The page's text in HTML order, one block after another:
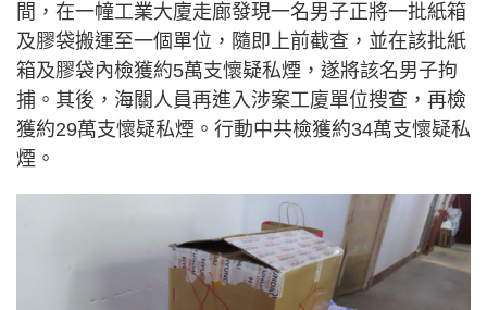
間，在一幢工業大廈走廊發現一名男子正將一批紙箱
及膠袋搬運至一個單位，隨即上前截查，並在該批紙
箱及膠袋內檢獲約5萬支懷疑私煙，遂將該名男子拘
捕。其後，海關人員再進入涉案工廈單位搜查，再檢
獲約29萬支懷疑私煙。行動中共檢獲約34萬支懷疑私
煙。